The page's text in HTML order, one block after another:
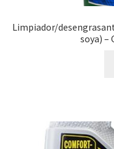
Limpiador/
soya) –